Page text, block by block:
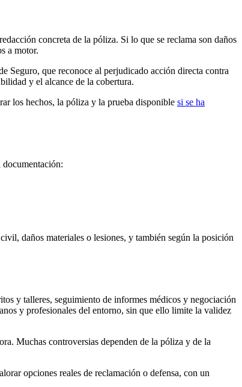
concreta de la póliza. Si lo que se reclama son daños
a motor.
Seguro, que reconoce al perjudicado acción directa contra
y el alcance de la cobertura.
los hechos, la póliza y la prueba disponible si se ha
daños materiales o lesiones, y también según la posición
y talleres, seguimiento de informes médicos y negociación
y profesionales del entorno, sin que ello limite la validez
Muchas controversias dependen de la póliza y de la
opciones reales de reclamación o defensa, con un